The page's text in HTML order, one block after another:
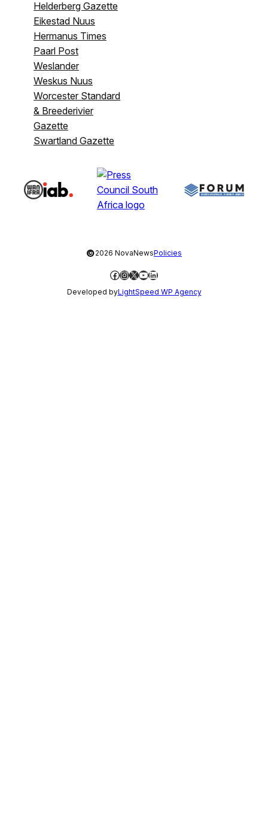
Helderberg Gazette
Eikestad Nuus
Hermanus Times
Paarl Post
Weslander
Weskus Nuus
Worcester Standard
& Breederivier
Gazette
Swartland Gazette
©2026 NovaNewsPolicies
Facebook
Instagram
X YouTube
LinkedIn
Developed byLightSpeed WP Agency